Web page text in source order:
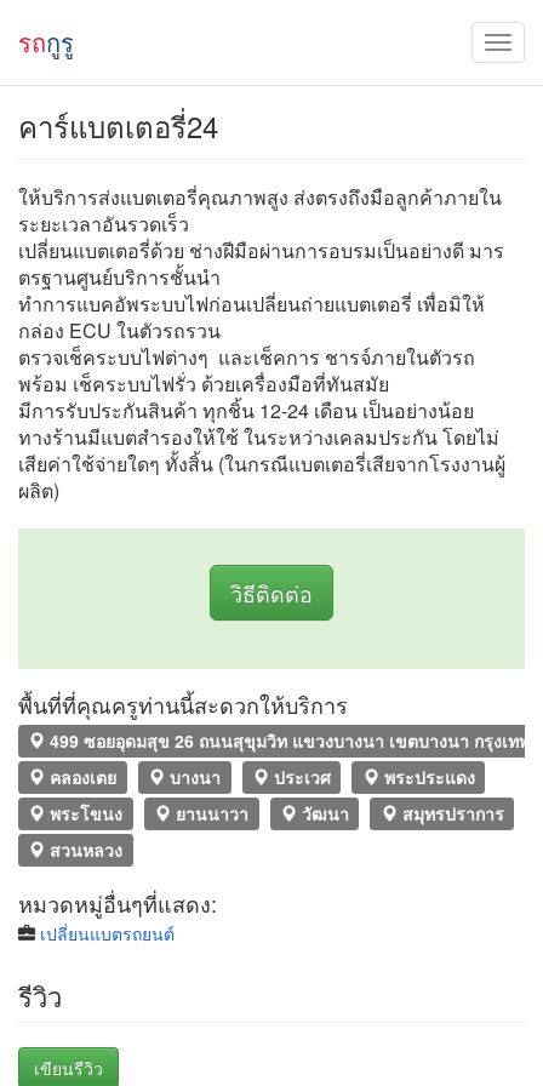
รถกูรู
คาร์แบตเตอรี่24
ให้บริการส่งแบตเตอรี่คุณภาพสูง ส่งตรงถึงมือลูกค้าภายใน
ระยะเวลาอันรวดเร็ว
เปลี่ยนแบตเตอรี่ด้วย ช่างฝีมือผ่านการอบรมเป็นอย่างดี มาร
ตรฐานศูนย์บริการชั้นนำ
ทำการแบคอัพระบบไฟก่อนเปลี่ยนถ่ายแบตเตอรี่ เพื่อมิให้
กล่อง ECU ในตัวรถรวน
ตรวจเช็คระบบไฟต่างๆ และเช็คการ ชารจ์ภายในตัวรถ
พร้อม เช็คระบบไฟรั่ว ด้วยเครื่องมือที่ทันสมัย
มีการรับประกันสินค้า ทุกชิ้น 12-24 เดือน เป็นอย่างน้อย
ทางร้านมีแบตสำรองให้ใช้ ในระหว่างเคลมประกัน โดยไม่
เสียค่าใช้จ่ายใดๆ ทั้งสิ้น (ในกรณีแบตเตอรี่เสียจากโรงงานผู้
ผลิต)
วิธีติดต่อ
พื้นที่ที่คุณครูท่านนี้สะดวกให้บริการ
499 ซอยอุดมสุข 26 ถนนสุขุมวิท แขวงบางนา เขตบางนา กรุงเทพ
คลองเตย
บางนา ประเวศ
พระประแดง
พระโขนง
ยานนาวา วัฒนา
สมุทรปราการ
สวนหลวง
หมวดหมู่อื่นๆที่แสดง:
เปลี่ยนแบตรถยนต์
รีวิว
เขียนรีวิว